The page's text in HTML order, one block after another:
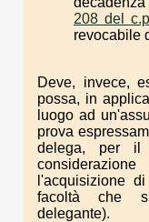
208 del
revocabile
Deve, invece,
possa, in
luogo ad
prova
delega, per il
l'acquisizione
facoltà che
delegante).